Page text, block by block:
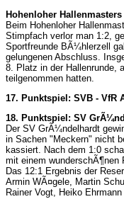
Hohenloher Hallenmasters
Beim Hohenloher
Stimpfach verlor man 1:2,
Sportfreunde BÃ¼hlerzell
gelungenen Abschluss.
8. Platz in der Hallenrunde,
teilgenommen hatten.
17. Punktspiel: SVB - VfR
18. Punktspiel: SV
Der SV GrÃ¼ndelhardt
in Sachen "Meckern" nicht
kassiert. Nach dem 1:0
mit einem wunderschÃ¶nen
Das 12:1 Ergebnis der
Armin WÃ¤gele, Martin
Rainer Vogt, Heiko